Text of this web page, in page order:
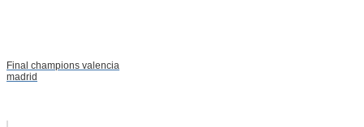
Final champions valencia
madrid